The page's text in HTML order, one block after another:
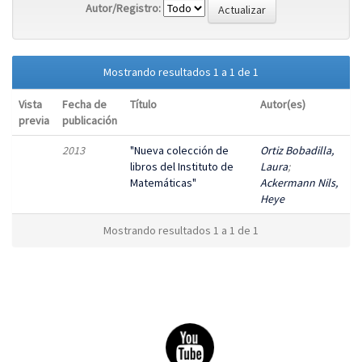
Autor/Registro:
Mostrando resultados 1 a 1 de 1
Vista
previa
Fecha de
publicación
Título Autor(es)
2013
"Nueva colección de
libros del Instituto de
Matemáticas"
Ortiz Bobadilla,
Laura;
Ackermann Nils,
Heye
Mostrando resultados 1 a 1 de 1